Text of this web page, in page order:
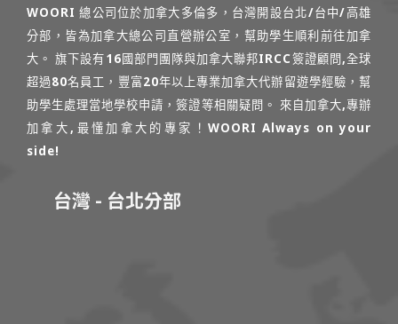
WOORI 總公司位於加拿大多倫多，台灣開設台北/台中/高雄
分部，皆為加拿大總公司直營辦公室，幫助學生順利前往加拿
大。 旗下設有16國部門團隊與加拿大聯邦IRCC簽證顧問,全球
超過80名員工，豐富20年以上專業加拿大代辦留遊學經驗，幫
助學生處理當地學校申請，簽證等相關疑問。 來自加拿大,專辦
加拿大,最懂加拿大的專家！WOORI Always on your
side!
台灣 - 台北分部